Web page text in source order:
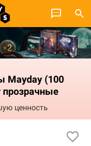
Mayday (100
ценность